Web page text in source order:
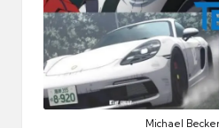
Michael